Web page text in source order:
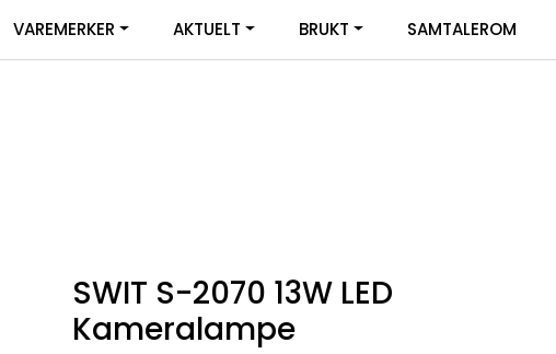
Infosenter Favoritter
VAREMERKER AKTUELT BRUKT SAMTALEROM
SWIT S-2070 13W LED
Kameralampe